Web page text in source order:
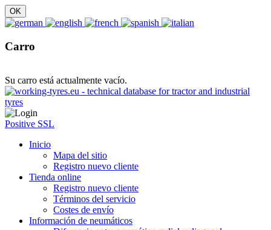
Carro
Su carro está actualmente vacío.
Positive SSL
Inicio
Mapa del sitio
Registro nuevo cliente
Tienda online
Registro nuevo cliente
Términos del servicio
Costes de envío
Información de neumáticos